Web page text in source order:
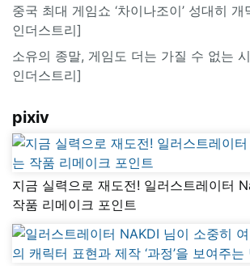
중국 최대 게임쇼 ‘차이나조이’ 성대히 개
인더스트리]
소유의 종말, 게임도 더는 가질 수 없는
인더스트리]
pixiv
지금 실력으로 재도전! 일러스트레이터
작품 리메이크 포인트